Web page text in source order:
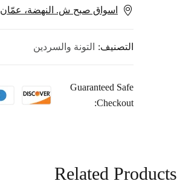
اسواق صبح ش. النهضة، عمّان
التصنيف: التونة والسردين
Guaranteed Safe
Checkout:
Related Products